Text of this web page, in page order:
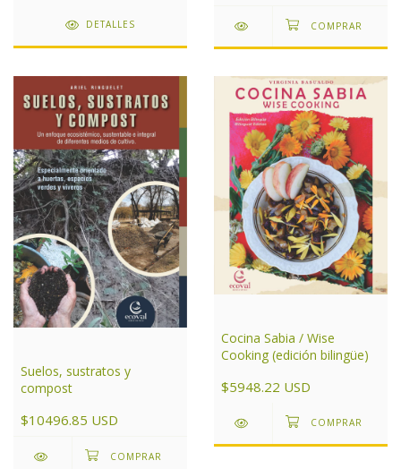
DETALLES
Suelos, sustratos y
compost
$10496.85 USD
Cocina Sabia / Wise
Cooking (edición bilingüe)
$5948.22 USD